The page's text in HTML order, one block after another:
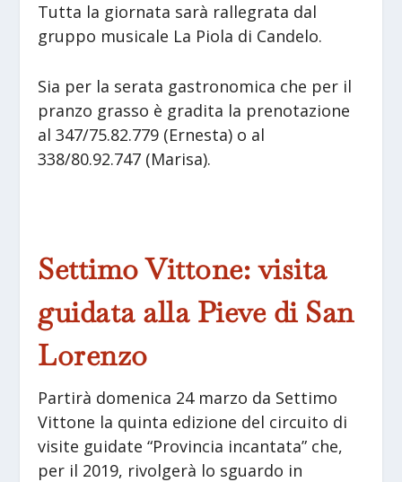
Tutta la giornata sarà rallegrata dal
gruppo musicale La Piola di Candelo.
Sia per la serata gastronomica che per il
pranzo grasso è gradita la prenotazione
al 347/75.82.779 (Ernesta) o al
338/80.92.747 (Marisa).
Settimo Vittone: visita
guidata alla Pieve di San
Lorenzo
Partirà domenica 24 marzo da Settimo
Vittone la quinta edizione del circuito di
visite guidate “Provincia incantata” che,
per il 2019, rivolgerà lo sguardo in